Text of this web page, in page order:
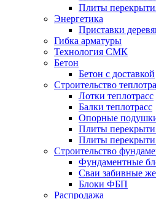
Плиты
Энергетика
Приставки
Гибка арматуры
Технология СМК
Бетон
Бетон с доставкой
Строительство
Лотки теплотрасс
Балки теплотрасс
Опорные
Плиты
Плиты
Строительство
Фундаментные
Сваи забивные
Блоки ФБП
Распродажа